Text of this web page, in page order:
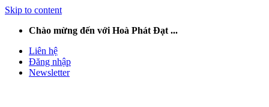
Skip to content
Chào mừng đến với Hoà Phát Đạt ...
Liên hệ
Đăng nhập
Newsletter